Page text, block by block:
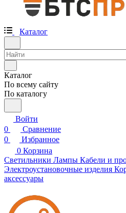
Каталог
Каталог
По всему сайту
По каталогу
Войти
0
Сравнение
0
Избранное
0 Корзина
Светильники Лампы Кабели и
Электроустановочные изделия
аксессуары